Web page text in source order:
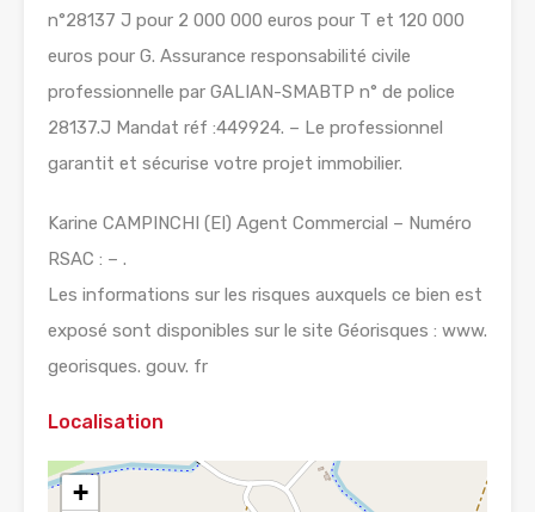
n°28137 J pour 2 000 000 euros pour T et 120 000
euros pour G. Assurance responsabilité civile
professionnelle par GALIAN-SMABTP n° de police
28137.J Mandat réf :449924. – Le professionnel
garantit et sécurise votre projet immobilier.
Karine CAMPINCHI (EI) Agent Commercial – Numéro
RSAC : – .
Les informations sur les risques auxquels ce bien est
exposé sont disponibles sur le site Géorisques : www.
georisques. gouv. fr
Localisation
+